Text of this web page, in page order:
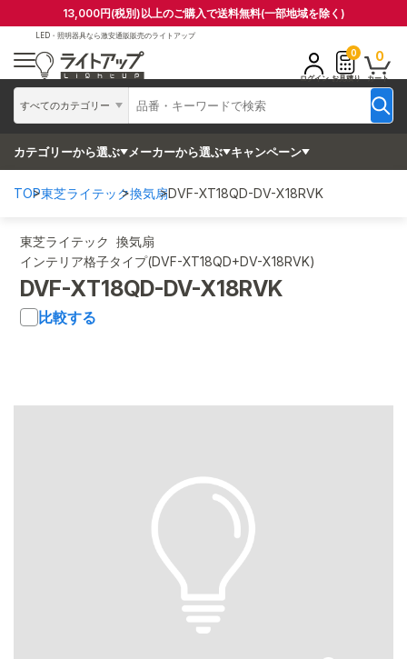
13,000円(税別)以上のご購入で送料無料(一部地域を除く)
LED・照明器具なら激安通販販売のライトアップ
すべてのカテゴリー
ログイン
0
お見積り
0
カート
カテゴリーから選ぶ メーカーから選ぶ キャンペーン
TOP東芝ライテック換気扇DVF-XT18QD-DV-X18RVK
東芝ライテック 換気扇
インテリア格子タイプ(DVF-XT18QD+DV-X18RVK)
DVF-XT18QD-DV-X18RVK
比較する